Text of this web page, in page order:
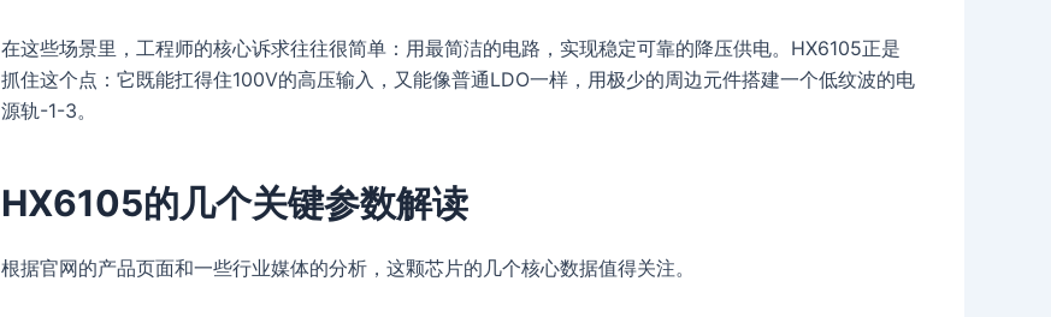
在这些场景里，工程师的核心诉求往往很简单：用最简洁的电路，实现稳定可靠的降压供电。HX6105正是
抓住这个点：它既能扛得住100V的高压输入，又能像普通LDO一样，用极少的周边元件搭建一个低纹波的电
源轨-1-3。
HX6105的几个关键参数解读
根据官网的产品页面和一些行业媒体的分析，这颗芯片的几个核心数据值得关注。